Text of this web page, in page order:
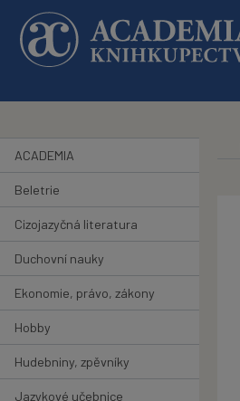
Přeskočit na hlavní obsah
ACADEMIA
Beletrie
Cizojazyčná literatura
Duchovní nauky
Ekonomie, právo, zákony
Hobby
Hudebniny, zpěvníky
Jazykové učebnice